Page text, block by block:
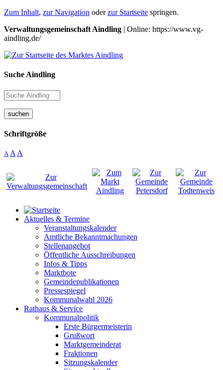
Zum Inhalt, zur Navigation oderzur Startseite springen.
Verwaltungsgemeinschaft Aindling | Online: https://www.vg-
aindling.de/
Suche Aindling
suchen
Schriftgröße
A A A
Aktuelles & Termine
Veranstaltungskalender
Amtliche Bekanntmachungen
Stellenangebot
Öffentliche Ausschreibungen
Infos & Tipps
Marktbote
Gemeindepublikationen
Pressespiegel
Kommunalwahl 2026
Rathaus & Service
Kommunalpolitik
Erste Bürgermeisterin
Grußwort
Marktgemeinderat
Fraktionen
Sitzungskalender